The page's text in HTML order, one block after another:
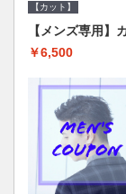
【カット】
【メンズ専用】
￥6,500